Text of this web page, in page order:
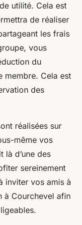
utilité. Cela est
de réaliser
les frais
vous
du
membre. Cela est
des
réalisées sur
même vos
là d’une des
sereinement
inviter vos amis à
à Courchevel afin